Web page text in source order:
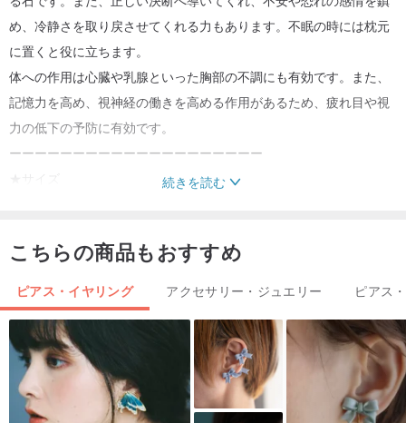
め、冷静さを取り戻させてくれる力もあります。不眠の時には枕元
に置くと役に立ちます。
体への作用は心臓や乳腺といった胸部の不調にも有効です。また、
記憶力を高め、視神経の働きを高める作用があるため、疲れ目や視
力の低下の予防に有効です。
ーーーーーーーーーーーーーーーーーーーー
★サイズ
★素材
枠 = 真鍮
ピアスポスト&キャッチ= 14KGF
ロウ付け部分＝シルバー
P812
続きを読む
こちらの商品もおすすめ
ピアス・イヤリング アクセサリー・ジュエリー ピアス